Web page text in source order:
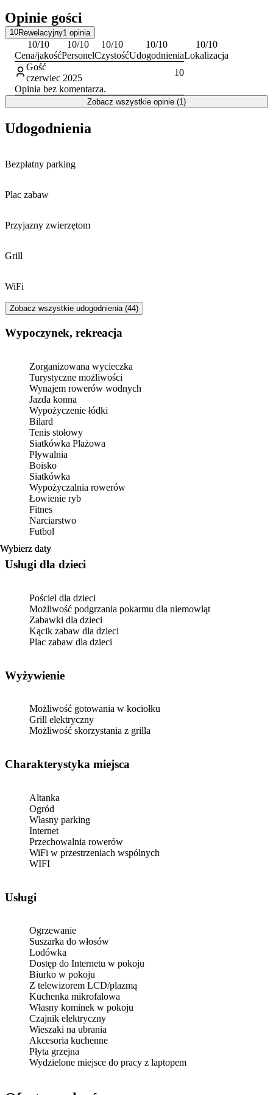
Zimą w promieniu od 4 do 16 km działają lokalne stacje narciarskie,
w tym Polanki-Ski w Szczawie oraz ośrodek w Koninkach.
Opinie gości
10Rewelacyjny1 opinia
10/10
Cena/jakość
10/10
Personel
10/10
Czystość
10/10
Udogodnienia
10/10
Lokalizacja
Gość
czerwiec 2025
10
Opinia bez komentarza.
Zobacz wszystkie opinie (1)
Wybierz daty
Wybierz daty
Udogodnienia
Bezpłatny parking
Plac zabaw
Przyjazny zwierzętom
Grill
WiFi
Zobacz wszystkie udogodnienia (44)
Wypoczynek, rekreacja
Zorganizowana wycieczka
Turystyczne możliwości
Wynajem rowerów wodnych
Jazda konna
Wypożyczenie łódki
Bilard
Tenis stołowy
Siatkówka Plażowa
Pływalnia
Boisko
Siatkówka
Wypożyczalnia rowerów
Łowienie ryb
Fitnes
Narciarstwo
Futbol
usługi dla dzieci
Pościel dla dzieci
Możliwość podgrzania pokarmu dla niemowląt
Zabawki dla dzieci
Kącik zabaw dla dzieci
Plac zabaw dla dzieci
Wyżywienie
Możliwość gotowania w kociołku
Grill elektryczny
Możliwość skorzystania z grilla
Charakterystyka miejsca
Altanka
Ogród
Własny parking
Internet
Przechowalnia rowerów
WiFi w przestrzeniach wspólnych
WIFI
Usługi
Ogrzewanie
Suszarka do włosów
Lodówka
Dostęp do Internetu w pokoju
Biurko w pokoju
Z telewizorem LCD/plazmą
Kuchenka mikrofalowa
Własny kominek w pokoju
Czajnik elektryczny
Wieszaki na ubrania
Akcesoria kuchenne
Płyta grzejna
Wydzielone miejsce do pracy z laptopem